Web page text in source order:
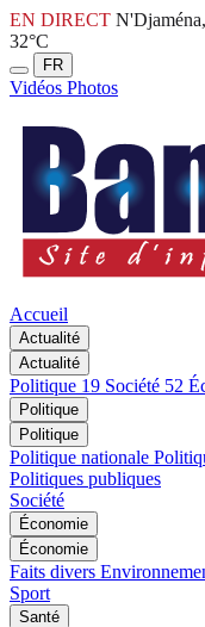
EN DIRECT
32°C
FR
Vidéos Photos
Accueil
Actualité
Actualité
Politique 19 Société 52
Politique
Politique
Politique nationale
Politiques publiques
Société
Économie
Économie
Faits divers
Sport
Santé